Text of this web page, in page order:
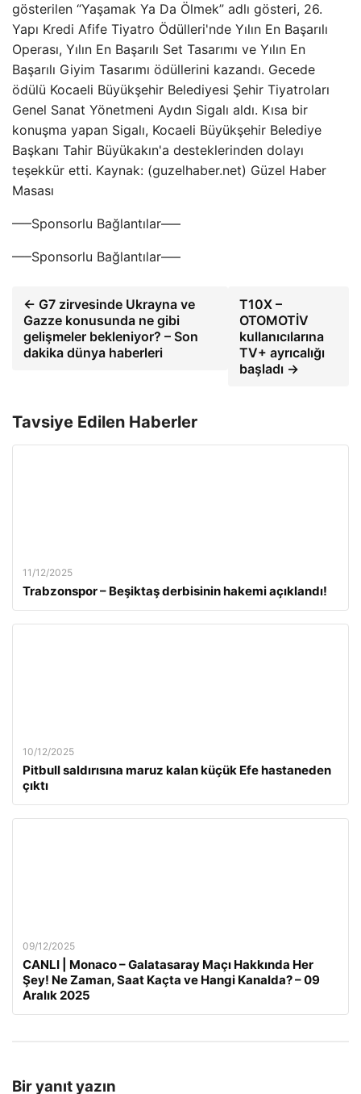
gösterilen “Yaşamak Ya Da Ölmek” adlı gösteri, 26.
Yapı Kredi Afife Tiyatro Ödülleri'nde Yılın En Başarılı
Operası, Yılın En Başarılı Set Tasarımı ve Yılın En
Başarılı Giyim Tasarımı ödüllerini kazandı. Gecede
ödülü Kocaeli Büyükşehir Belediyesi Şehir Tiyatroları
Genel Sanat Yönetmeni Aydın Sigalı aldı. Kısa bir
konuşma yapan Sigalı, Kocaeli Büyükşehir Belediye
Başkanı Tahir Büyükakın'a desteklerinden dolayı
teşekkür etti. Kaynak: (guzelhaber.net) Güzel Haber
Masası
—–Sponsorlu Bağlantılar—–
—–Sponsorlu Bağlantılar—–
← G7 zirvesinde Ukrayna ve
Gazze konusunda ne gibi
gelişmeler bekleniyor? – Son
dakika dünya haberleri
T10X –
OTOMOTİV
kullanıcılarına
TV+ ayrıcalığı
başladı →
Tavsiye Edilen Haberler
11/12/2025
Trabzonspor – Beşiktaş derbisinin hakemi açıklandı!
10/12/2025
Pitbull saldırısına maruz kalan küçük Efe hastaneden
çıktı
09/12/2025
CANLI | Monaco – Galatasaray Maçı Hakkında Her
Şey! Ne Zaman, Saat Kaçta ve Hangi Kanalda? – 09
Aralık 2025
Bir yanıt yazın